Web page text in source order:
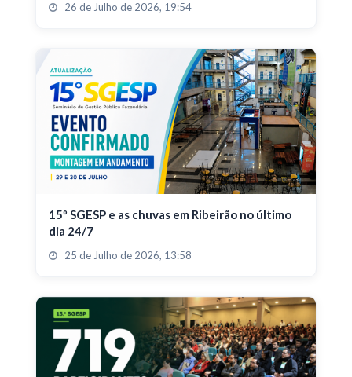
26 de Julho de 2026, 19:54
15º SGESP e as chuvas em Ribeirão no último
dia 24/7
25 de Julho de 2026, 13:58